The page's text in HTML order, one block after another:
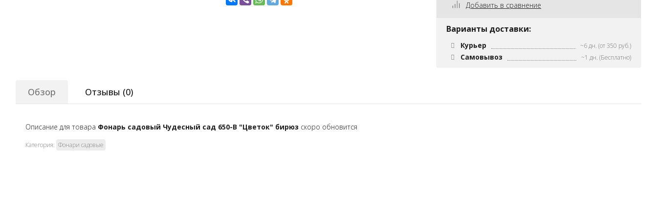
Добавить в сравнение
Варианты доставки:
Курьер ~6 дн. (от 350 руб.)
Самовывоз ~1 дн. (Бесплатно)
Обзор Отзывы (0)
Описание для товара Фонарь садовый Чудесный сад 650-В "Цветок" бирюз скоро обновится
Категория: Фонари садовые